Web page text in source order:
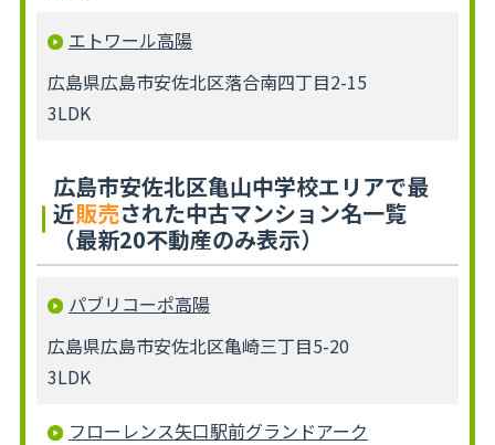
エトワール高陽
広島県広島市安佐北区落合南四丁目2-15
3LDK
広島市安佐北区亀山中学校エリアで最
近販売された中古マンション名一覧
（最新20不動産のみ表示）
パブリコーポ高陽
広島県広島市安佐北区亀崎三丁目5-20
3LDK
フローレンス矢口駅前グランドアーク